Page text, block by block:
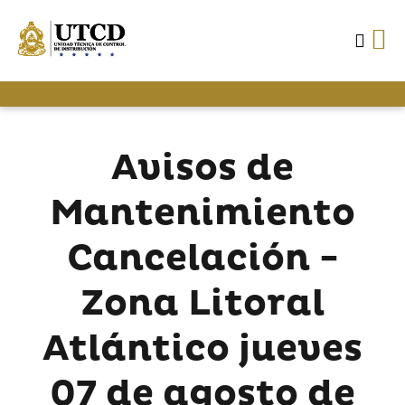
Avisos de
Mantenimiento
Cancelación -
Zona Litoral
Atlántico jueves
07 de agosto de